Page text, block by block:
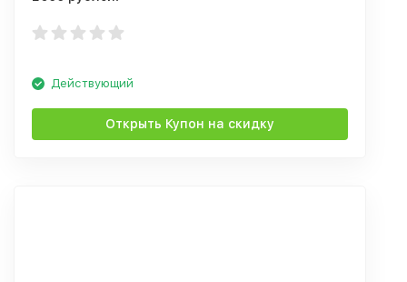
Действующий
Открыть Купон на скидку